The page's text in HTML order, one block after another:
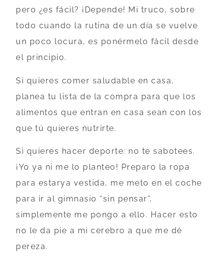
pero ¿es fácil? ¡Depende! Mi truco, sobre
todo cuando la rutina de un día se vuelve
un poco locura, es ponérmelo fácil desde
el principio.
Si quieres comer saludable en casa,
planea tu lista de la compra para que los
alimentos que entran en casa sean con los
que tú quieres nutrirte.
Si quieres hacer deporte: no te sabotees.
¡Yo ya ni me lo planteo! Preparo la ropa
para estarya vestida, me meto en el coche
para ir al gimnasio “sin pensar”,
simplemente me pongo a ello. Hacer esto
no le da pie a mi cerebro a que me dé
pereza.